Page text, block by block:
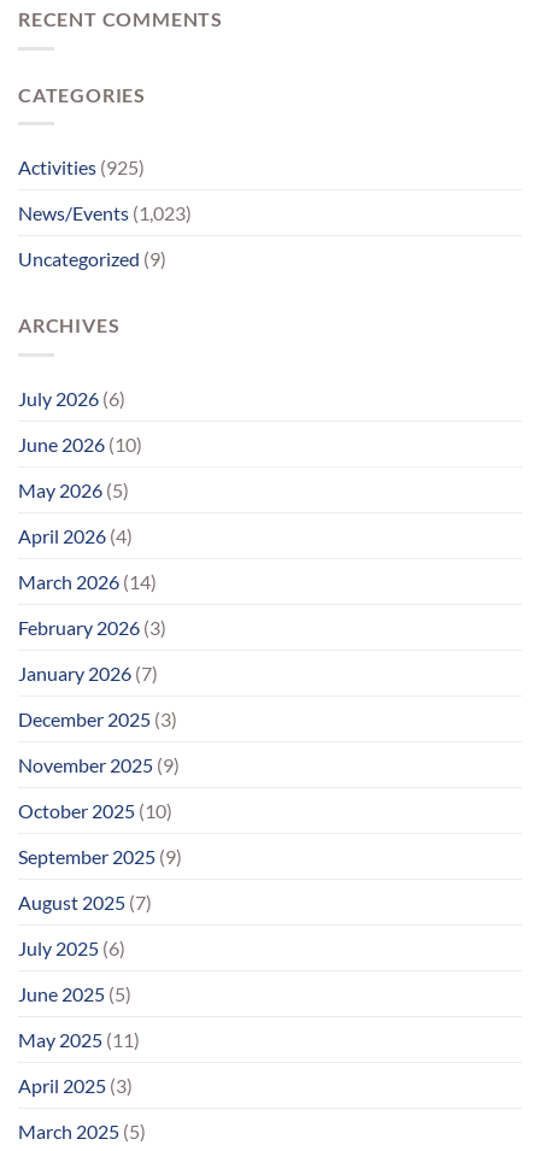
મિલન
ચાર
વર્ષોની
RECENT COMMENTS
CATEGORIES
Activities (925)
News/Events (1,023)
Uncategorized (9)
ARCHIVES
July 2026 (6)
June 2026 (10)
May 2026 (5)
April 2026 (4)
March 2026 (14)
February 2026 (3)
January 2026 (7)
December 2025 (3)
November 2025 (9)
October 2025 (10)
September 2025 (9)
August 2025 (7)
July 2025 (6)
June 2025 (5)
May 2025 (11)
April 2025 (3)
March 2025 (5)